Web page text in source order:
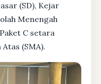
(SD), Kejar
Menengah
C setara
(SMA).